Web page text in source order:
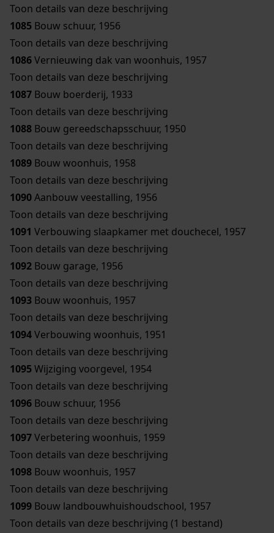
Toon details van deze beschrijving
1085 Bouw schuur, 1956
Toon details van deze beschrijving
1086Vernieuwing dak van woonhuis, 1957
Toon details van deze beschrijving
1087 Bouw boerderij, 1933
Toon details van deze beschrijving
1088 Bouw gereedschapsschuur, 1950
Toon details van deze beschrijving
1089 Bouw woonhuis, 1958
Toon details van deze beschrijving
1090Aanbouw veestalling, 1956
Toon details van deze beschrijving
1091 Verbouwing slaapkamer met douchecel, 1957
Toon details van deze beschrijving
1092 Bouw garage, 1956
Toon details van deze beschrijving
1093 Bouw woonhuis, 1957
Toon details van deze beschrijving
1094Verbouwing woonhuis, 1951
Toon details van deze beschrijving
1095Wijziging voorgevel, 1954
Toon details van deze beschrijving
1096 Bouw schuur, 1956
Toon details van deze beschrijving
1097Verbetering woonhuis, 1959
Toon details van deze beschrijving
1098 Bouw woonhuis, 1957
Toon details van deze beschrijving
1099 Bouw landbouwhuishoudschool, 1957
Toon details van deze beschrijving (1 bestand)